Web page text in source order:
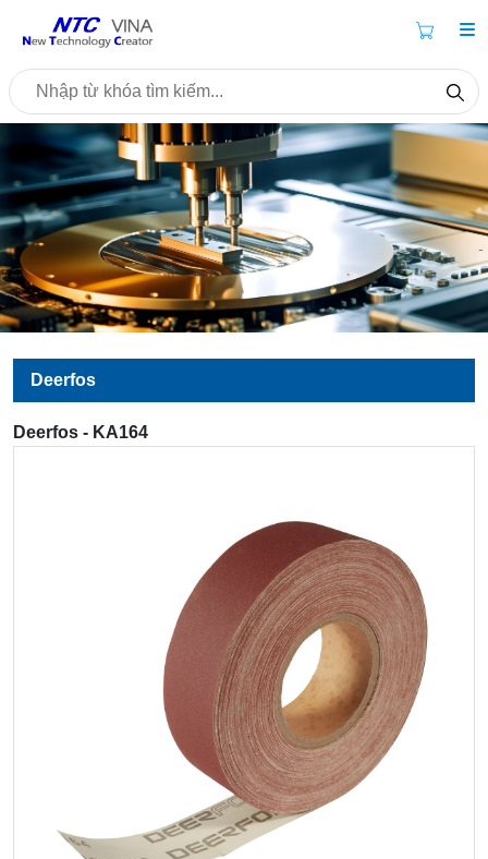
Deerfos
Deerfos - KA164